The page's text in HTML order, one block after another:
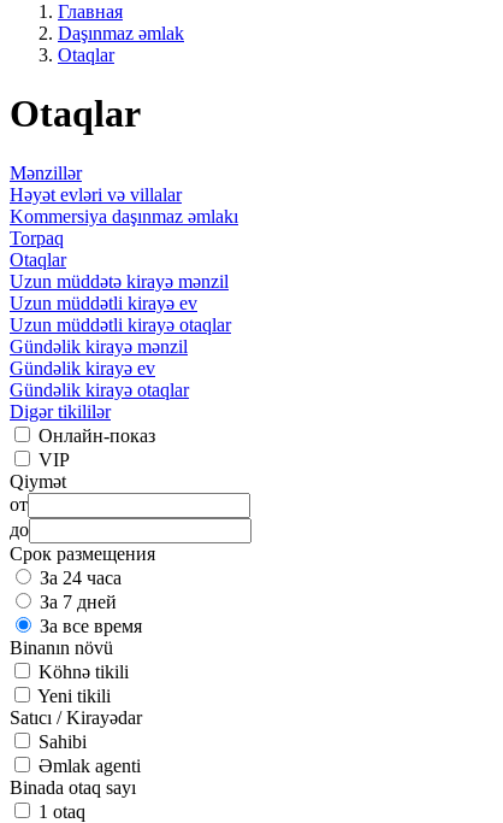
Главная
Daşınmaz əmlak
Otaqlar
Otaqlar
Mənzillər
Həyət evləri və villalar
Kommersiya daşınmaz əmlakı
Torpaq
Otaqlar
Uzun müddətə kirayə mənzil
Uzun müddətli kirayə ev
Uzun müddətli kirayə otaqlar
Gündəlik kirayə mənzil
Gündəlik kirayə ev
Gündəlik kirayə otaqlar
Digər tikililər
Онлайн-показ
VIP
Qiymət
от
до
Срок размещения
За 24 часа
За 7 дней
За все время
Binanın növü
Köhnə tikili
Yeni tikili
Satıcı / Kirayədar
Sahibi
Əmlak agenti
Binada otaq sayı
1 otaq